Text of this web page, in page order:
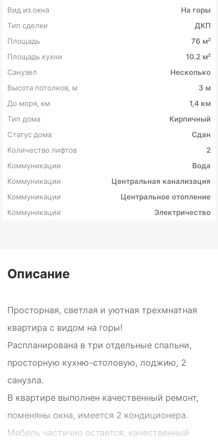
Вид из окна
На горы
Тип сделки
ДКП
Площадь
76 м²
Площадь кухни
10.2 м²
Санузел
Несколько
Высота потолков, м
3 м
До моря, км
1,4 км
Тип дома
Кирпичный
Статус дома
Сдан
Количество лифтов
2
Коммуникации
Вода
Коммуникации
Центральная канализация
Коммуникации
Центральное отопление
Коммуникации
Электричество
Описание
Просторная, светлая и уютная трехмнатная
квартира с видом на горы!
Распланирована в три отдельные спальни,
просторную кухню-столовую, лоджию, 2
санузла.
В квартире выполнен качественный ремонт,
поменяны окна, имеется 2 кондиционера.
Мебель частично остается, качественный